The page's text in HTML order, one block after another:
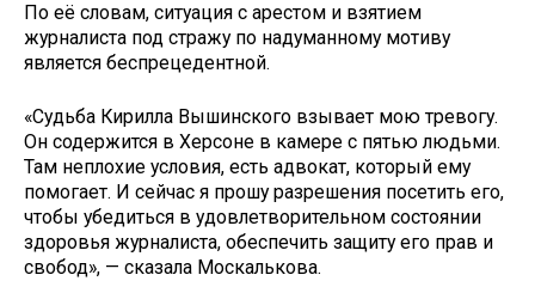
По её словам, ситуация с арестом и взятием
журналиста под стражу по надуманному мотиву
является беспрецедентной.
«Судьба Кирилла Вышинского взывает мою тревогу.
Он содержится в Херсоне в камере с пятью людьми.
Там неплохие условия, есть адвокат, который ему
помогает. И сейчас я прошу разрешения посетить его,
чтобы убедиться в удовлетворительном состоянии
здоровья журналиста, обеспечить защиту его прав и
свобод», — сказала Москалькова.